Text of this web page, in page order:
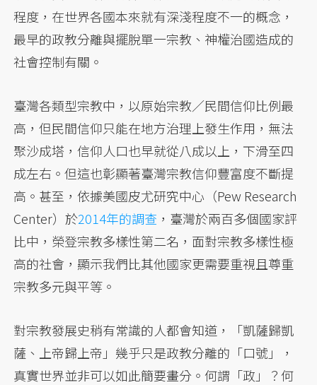
程度，在世界各國本來就有深淺程度不一的概念，
最早的政教分離與擺脫單一宗教、神權治國造成的
社會控制有關。
臺灣各類型宗教中，以原始宗教／民間信仰比例最
高，但民間信仰只能在地方治理上發生作用，無法
聚沙成塔，信仰人口也早就從八成以上，下滑至四
成左右。但這也彰顯著臺灣宗教信仰豐富度不斷提
高。甚至，依據美國皮尤研究中心（Pew Research
Center）於2014年的調查 ，臺灣於兩百多個國家評
比中，榮登宗教多樣性第二名，面對宗教多樣性極
高的社會，顯示我們比其他國家更需要重視且尊重
宗教多元與平等。
對宗教發展史稍有常識的人都會知道，「凱薩歸凱
薩、上帝歸上帝」幾乎只是政教分離的「口號」，
真實世界並非可以如此簡要畫分。何謂「政」？何